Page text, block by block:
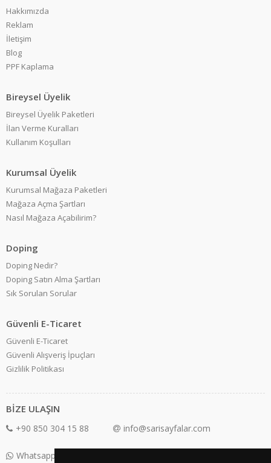
Hakkımızda
Reklam
İletişim
Blog
PPF Kaplama
Bireysel Üyelik
Bireysel Üyelik Paketleri
İlan Verme Kuralları
Kullanım Koşulları
Kurumsal Üyelik
Kurumsal Mağaza Paketleri
Mağaza Açma Şartları
Nasıl Mağaza Açabilirim?
Doping
Doping Nedir?
Doping Satın Alma Şartları
Sık Sorulan Sorular
Güvenli E-Ticaret
Güvenli E-Ticaret
Güvenli Alışveriş İpuçları
Gizlilik Politikası
BİZE ULAŞIN
+90 850 304 15 88 info@sarisayfalar.com
Whatsapp Destek: +90 850 304 15 88